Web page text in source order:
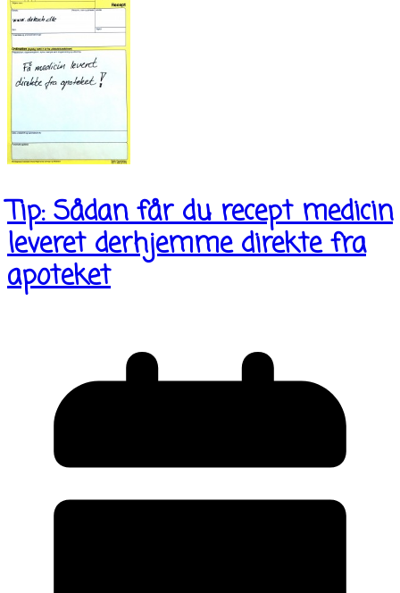
Tip: Sådan får du recept medicin
leveret derhjemme direkte fra
apoteket